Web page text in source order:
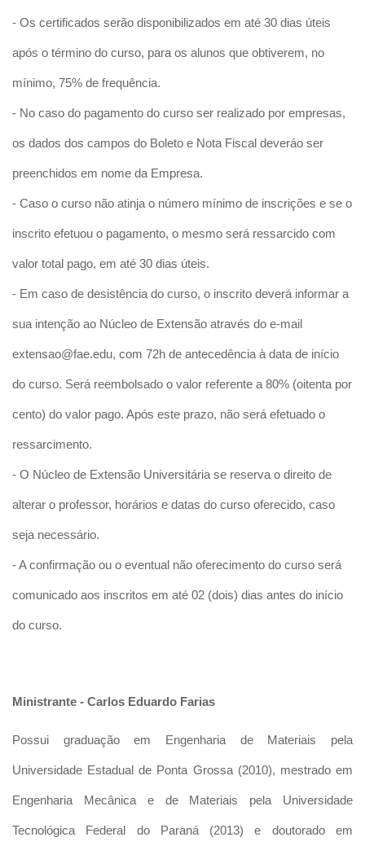
- Os certificados serão disponibilizados em até 30 dias úteis
após o término do curso, para os alunos que obtiverem, no
mínimo, 75% de frequência.
- No caso do pagamento do curso ser realizado por empresas,
os dados dos campos do Boleto e Nota Fiscal deveráo ser
preenchidos em nome da Empresa.
- Caso o curso não atinja o número mínimo de inscrições e se o
inscrito efetuou o pagamento, o mesmo será ressarcido com
valor total pago, em até 30 dias úteis.
- Em caso de desistência do curso, o inscrito deverá informar a
sua intenção ao Núcleo de Extensão através do e-mail
extensao@fae.edu, com 72h de antecedência à data de início
do curso. Será reembolsado o valor referente a 80% (oitenta por
cento) do valor pago. Após este prazo, não será efetuado o
ressarcimento.
- O Núcleo de Extensão Universitária se reserva o direito de
alterar o professor, horários e datas do curso oferecido, caso
seja necessário.
- A confirmação ou o eventual não oferecimento do curso será
comunicado aos inscritos em até 02 (dois) dias antes do início
do curso.
Ministrante - Carlos Eduardo Farias
Possui graduação em Engenharia de Materiais pela
Universidade Estadual de Ponta Grossa (2010), mestrado em
Engenharia Mecânica e de Materiais pela Universidade
Tecnológica Federal do Paraná (2013) e doutorado em